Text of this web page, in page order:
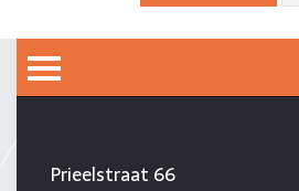
JAN DE BACKER
Prieelstraat 66